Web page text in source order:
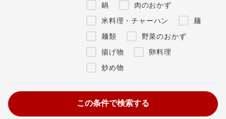
鍋
肉のおかず
米料理・チャーハン
麺
麺類
野菜のおかず
揚げ物
卵料理
炒め物